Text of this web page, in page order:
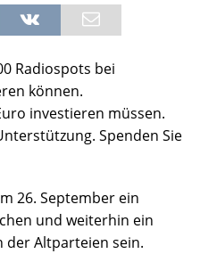
Radiospots bei
können.
investieren müssen.
Spenden Sie
26. September ein
und weiterhin ein
der Altparteien sein.